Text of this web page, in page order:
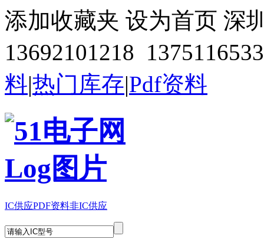
添加收藏夹 设为首页 深
13692101218
料|热门库存|Pdf资料
IC供应PDF资料非IC供应